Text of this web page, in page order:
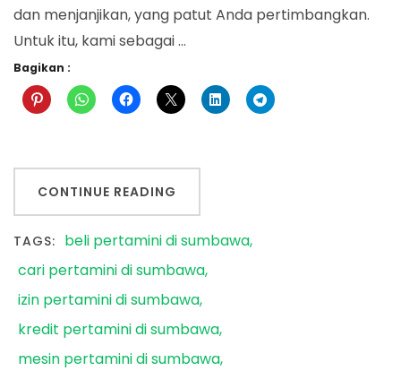
dan menjanjikan, yang patut Anda pertimbangkan.
Untuk itu, kami sebagai …
Bagikan :
CONTINUE READING
TAGS: beli pertamini di sumbawa
cari pertamini di sumbawa
izin pertamini di sumbawa
kredit pertamini di sumbawa
mesin pertamini di sumbawa